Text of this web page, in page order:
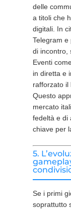
delle
a titoli che
digitali. In
Telegram e
di incontro,
Eventi
in diretta e
rafforzato il
Questo
mercato
fedeltà e di
chiave per
5.
Se i primi
soprattutto